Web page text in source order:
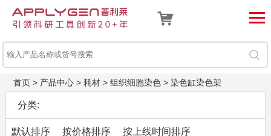
首页> 产品中心> 耗材> 组织细胞染色> 染色缸染色架
分类:
默认排序 按价格排序 按上线时间排序